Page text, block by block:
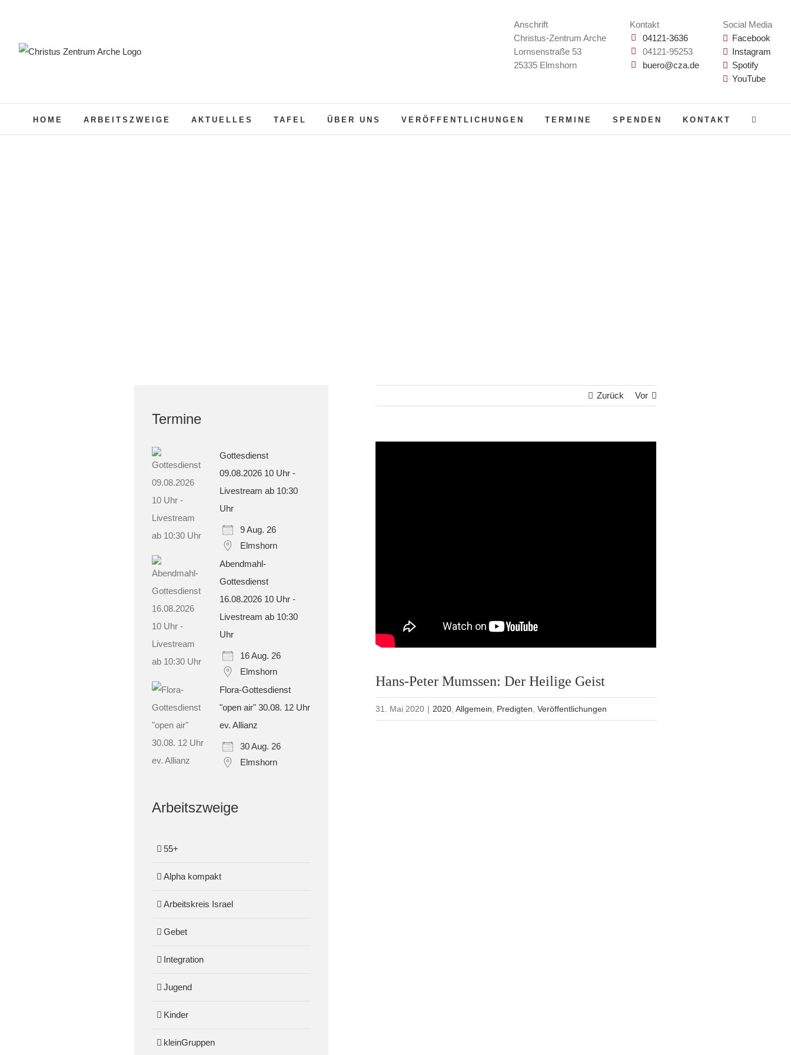
springen
Anschrift
Christus-Zentrum Arche
Lornsenstraße 53
25335 Elmshorn
Kontakt
04121-3636
04121-95253
buero@cza.de
Social Media
Facebook
Instagram
Spotify
YouTube
HOME ARBEITSZWEIGE AKTUELLES TAFEL ÜBER UNS VERÖFFENTLICHUNGEN TERMINE SPENDEN KONTAKT
Zurück Vor
Hans-Peter Mumssen: Der Heilige Geist
31. Mai 2020 | 2020 ,Allgemein Predigten ,Veröffentlichungen
Termine
Gottesdienst
09.08.2026 10 Uhr -
Livestream ab 10:30
Uhr
9 Aug. 26
Elmshorn
Abendmahl-
Gottesdienst
16.08.2026 10 Uhr -
Livestream ab 10:30
Uhr
16 Aug. 26
Elmshorn
Flora-Gottesdienst
"open air" 30.08. 12 Uhr
ev. Allianz
30 Aug. 26
Elmshorn
Arbeitszweige
55+
Alpha kompakt
Arbeitskreis Israel
Gebet
Integration
Jugend
Kinder
kleinGruppen